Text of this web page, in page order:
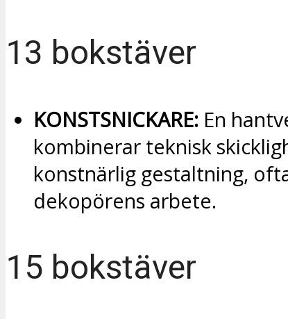
13 bokstäver
KONSTSNICKARE: En
kombinerar teknisk
konstnärlig gestaltning,
dekopörens arbete.
15 bokstäver